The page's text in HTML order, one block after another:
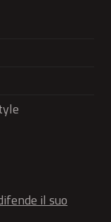
il suo